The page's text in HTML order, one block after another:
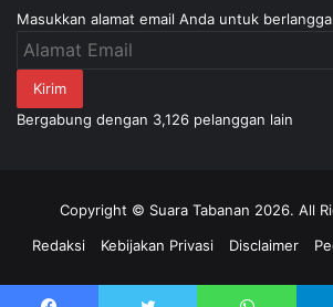
Masukkan alamat email Anda untuk
Alamat
Kirim
Bergabung dengan 3,126 pelanggan lain
Copyright © Suara Tabanan 2026. All
Redaksi
Kebijakan Privasi Disclaimer